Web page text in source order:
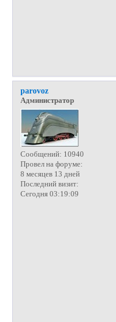
parovoz
Администратор
Сообщений: 10940
Провел на форуме:
8 месяцев 13 дней
Последний визит:
Сегодня 03:19:09